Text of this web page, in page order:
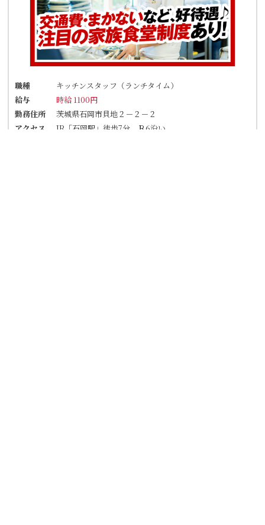
職種
キッチンスタッフ（ランチタイム）
給与
時給 1100円
勤務住所
茨城県石岡市貝地２－２－２
アクセス
JR「石岡駅」徒歩7分 Ｒ6沿い